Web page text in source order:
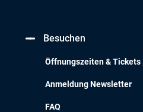
Besuchen
Öffnungszeiten & Tickets
Anmeldung Newsletter
FAQ